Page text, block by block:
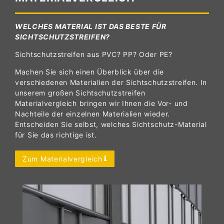
WELCHES MATERIAL IST DAS BESTE FÜR
SICHTSCHUTZSTREIFEN?
Sichtschutzstreifen aus PVC? PP? Oder PE?
Machen Sie sich einen Überblick über die
verschiedenen Materialien der Sichtschutzstreifen. In
unserem großen Sichtschutzstreifen
Materialvergleich bringen wir Ihnen die Vor- und
Nachteile der einzelnen Materialien wieder.
Entscheiden Sie selbst, welches Sichtschutz-Material
für Sie das richtige ist.
Zum Materialvergleich